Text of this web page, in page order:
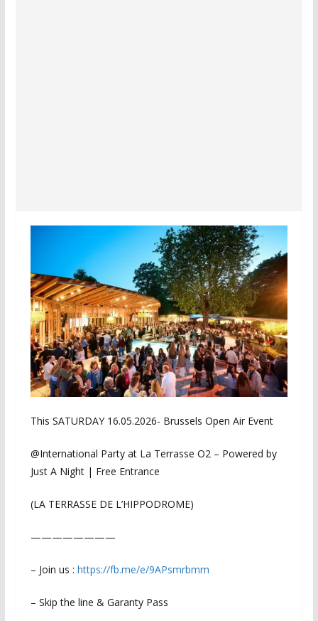
This SATURDAY 16.05.2026- Brussels Open Air Event
@International Party at La Terrasse O2 – Powered by
Just A Night | Free Entrance
(LA TERRASSE DE L’HIPPODROME)
————————
– Join us : https://fb.me/e/9APsmrbmm
– Skip the line & Garanty Pass